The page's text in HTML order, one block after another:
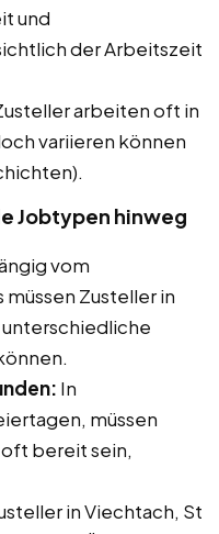
und
der Arbeitszeit
arbeiten oft in
variieren können
Jobtypen hinweg
vom
Zusteller in
In
müssen
bereit sein,
in Viechtach, St